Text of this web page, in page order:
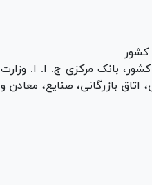
کشور
بانک مرکزی ج. ا. ا. وزارت
بازرگانی، صنایع، معادن و